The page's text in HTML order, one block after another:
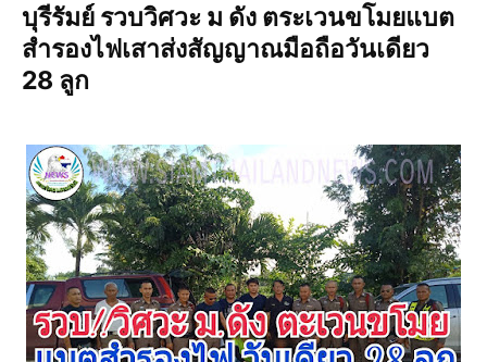
บุรีรัมย์ รวบวิศวะ ม ดัง ตระเวนขโมยแบต
สำรองไฟเสาส่งสัญญาณมือถือวันเดียว
28 ลูก